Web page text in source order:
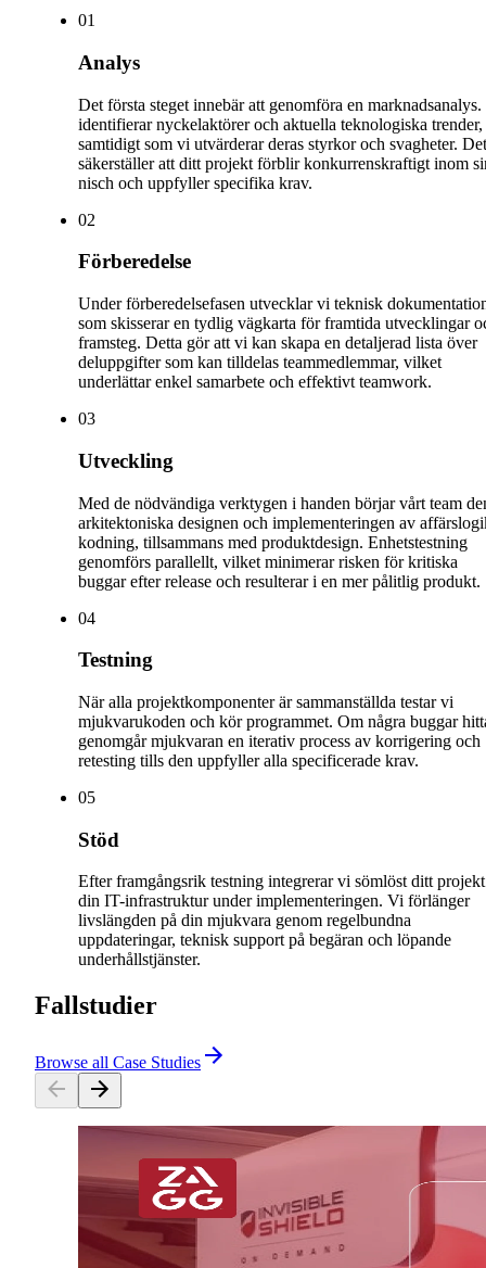
01
Analys
Det första steget innebär att genomföra en
identifierar nyckelaktörer och aktuella teknologiska trender,
samtidigt som vi utvärderar deras styrkor och svagheter.
säkerställer att ditt projekt förblir konkurrenskraftigt inom
nisch och uppfyller specifika krav.
02
Förberedelse
Under förberedelsefasen utvecklar vi teknisk
som skisserar en tydlig vägkarta för framtida utvecklingar
framsteg. Detta gör att vi kan skapa en detaljerad lista över
deluppgifter som kan tilldelas teammedlemmar, vilket
underlättar enkel samarbete och effektivt teamwork.
03
Utveckling
Med de nödvändiga verktygen i handen börjar vårt team
arkitektoniska designen och implementeringen av
kodning, tillsammans med produktdesign. Enhetstestning
genomförs parallellt, vilket minimerar risken för kritiska
buggar efter release och resulterar i en mer pålitlig produkt.
04
Testning
När alla projektkomponenter är sammanställda testar vi
mjukvarukoden och kör programmet. Om några buggar
genomgår mjukvaran en iterativ process av korrigering och
retesting tills den uppfyller alla specificerade krav.
05
Stöd
Efter framgångsrik testning integrerar vi sömlöst ditt
din IT-infrastruktur under implementeringen. Vi förlänger
livslängden på din mjukvara genom regelbundna
uppdateringar, teknisk support på begäran och löpande
underhållstjänster.
Fallstudier
Browse all Case Studies